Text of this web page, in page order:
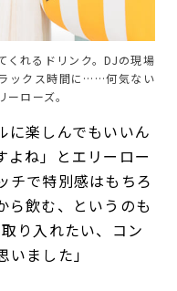
くれるドリンク。DJの現場
ックス時間に……何気ない
ローズ。
に楽しんでもいいん
よね」とエリーロー
チで特別感はもちろ
ら飲む、というのも
り入れたい、コン
ました」